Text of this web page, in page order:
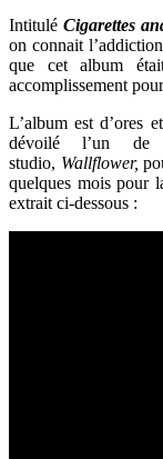
Intitulé Cigarettes
on connait
que cet album
accomplissement
L’album est d’ores
dévoilé l’un de
studio, Wallflower,
quelques mois pour
extrait ci-dessous :